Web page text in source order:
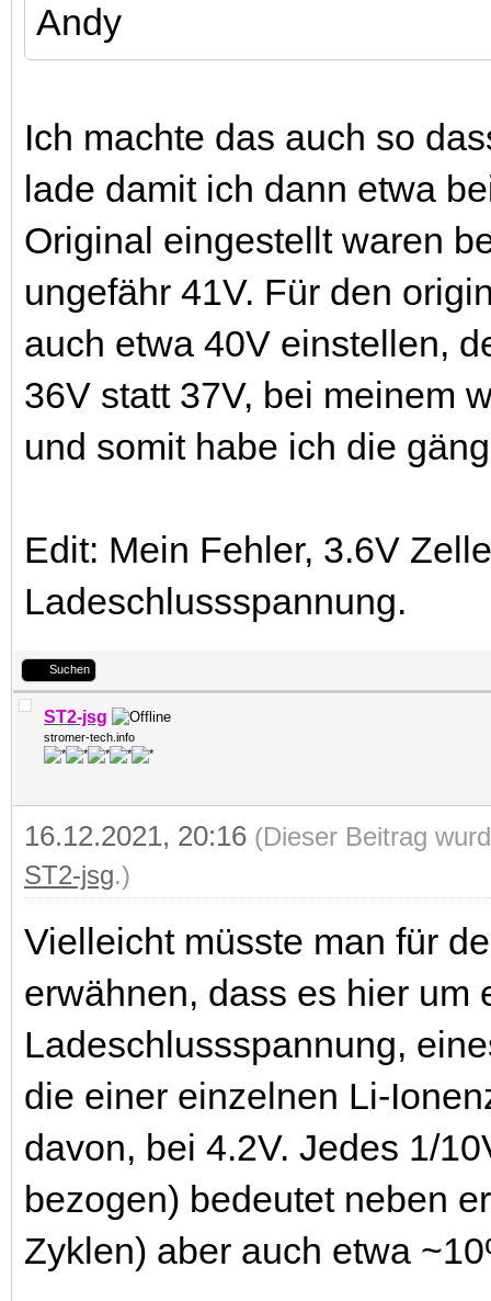
Andy
Ich machte das auch so
lade damit ich dann etwa
Original eingestellt waren
ungefähr 41V. Für den
auch etwa 40V einstellen,
36V statt 37V, bei meinem
und somit habe ich die
Edit: Mein Fehler, 3.6V
Ladeschlussspannung.
Suchen
ST2-jsg
stromer-tech.info
16.12.2021, 20:16 (Dieser Beitrag
ST2-jsg.)
Vielleicht müsste man für
erwähnen, dass es hier um
Ladeschlussspannung,
die einer einzelnen Li-
davon, bei 4.2V. Jedes 1/
bezogen) bedeutet neben
Zyklen) aber auch etwa